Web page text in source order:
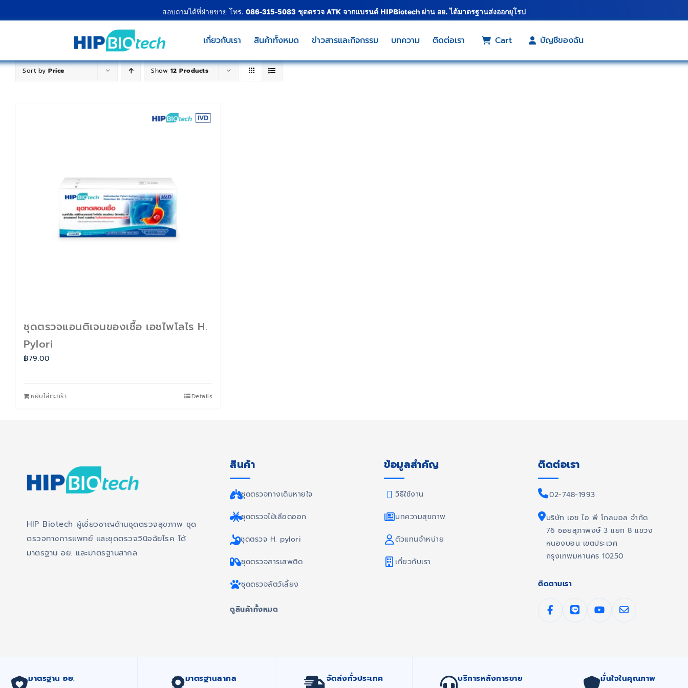
สอบถามได้ที่ฝ่ายขาย โทร. 086-315-5083 ชุดตรวจ ATK จากแบรนด์ HIPBiotech ผ่าน อย. ได้มาตรฐานส่งออกยุโรป
เกี่ยวกับเรา สินค้าทั้งหมด ข่าวสารและกิจกรรม บทความ ติดต่อเรา Cart บัญชีของฉัน
Sort by Price Show 12 Products
ชุดตรวจแอนติเจนของเชื้อ เอชไพโลไร H.
Pylori
฿79.00
หยิบใส่ตะกร้า Details
HIP Biotech ผู้เชี่ยวชาญด้านชุดตรวจสุขภาพ ชุด
ตรวจทางการแพทย์ และชุดตรวจวินิจฉัยโรค ได้
มาตรฐาน อย. และมาตรฐานสากล
สินค้า
ชุดตรวจทางเดินหายใจ
ชุดตรวจไข้เลือดออก
ชุดตรวจ H. pylori
ชุดตรวจสารเสพติด
ชุดตรวจสัตว์เลี้ยง
ดูสินค้าทั้งหมด
ข้อมูลสำคัญ
วิธีใช้งาน
บทความสุขภาพ
ตัวแทนจำหน่าย
เกี่ยวกับเรา
ติดต่อเรา
02-748-1993
บริษัท เอช ไอ พี โกลบอล จำกัด
76 ซอยสุภาพงษ์ 3 แยก 8 แขวง
หนองบอน เขตประเวศ
กรุงเทพมหานคร 10250
ติดตามเรา
มาตรฐาน อย. มาตรฐานสากล จัดส่งทั่วประเทศ บริการหลังการขาย มั่นใจในคุณภาพ